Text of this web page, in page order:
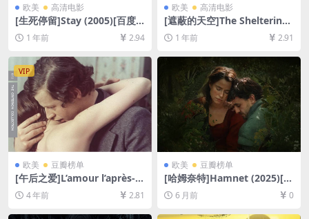
欧美 高清电影
[生死停留]Stay (2005)[百度
网盘+夸克网盘1080P超清未
删减资源][网盘在线播放/下
1 年前 2.94
欧美 高清电影
[遮蔽的天空]The Sheltering
Sky (1990)[百度网盘+夸克网
盘1080P超清未删减资源][网
B][中文字幕]
1 年前 2.91
VIP
欧美 豆瓣榜单
[午后之爱]L’amour l’après-m
idi (1972)[百度网盘+迅雷云盘
资源1080P超清未删减][MP4/
6.2GB][原声中字]
4 年前 2.81
欧美 豆瓣榜单
[哈姆奈特]Hamnet (2025)[百
度网盘+夸克网盘4K超清未删
减资源][网盘在线播放/下载]
[MP4/11GB][中英字幕]
6 月前 0